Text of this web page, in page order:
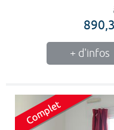
+ d'infos